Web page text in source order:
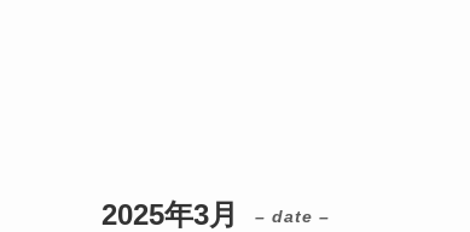
2025年3月 – date –